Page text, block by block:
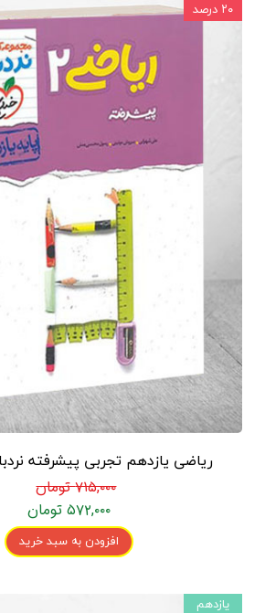
ریاضی یازدهم تجربی پیشرفته
۷۱۵,۰۰۰ تومان
۵۷۲,۰۰۰ تومان
افزودن به سبد خرید
۲۰ درصد
یازدهم